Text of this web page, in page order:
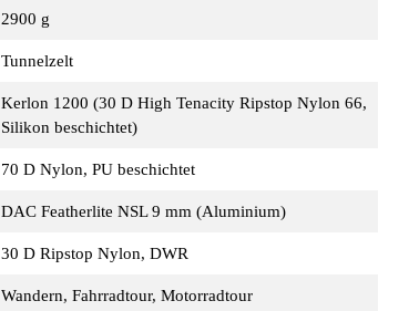
2900 g
Tunnelzelt
Kerlon 1200 (30 D High Tenacity Ripstop Nylon 66,
Silikon beschichtet)
70 D Nylon, PU beschichtet
DAC Featherlite NSL 9 mm (Aluminium)
30 D Ripstop Nylon, DWR
Wandern, Fahrradtour, Motorradtour